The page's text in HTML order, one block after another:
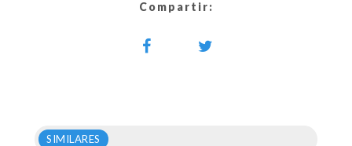
Compartir:
SIMILARES